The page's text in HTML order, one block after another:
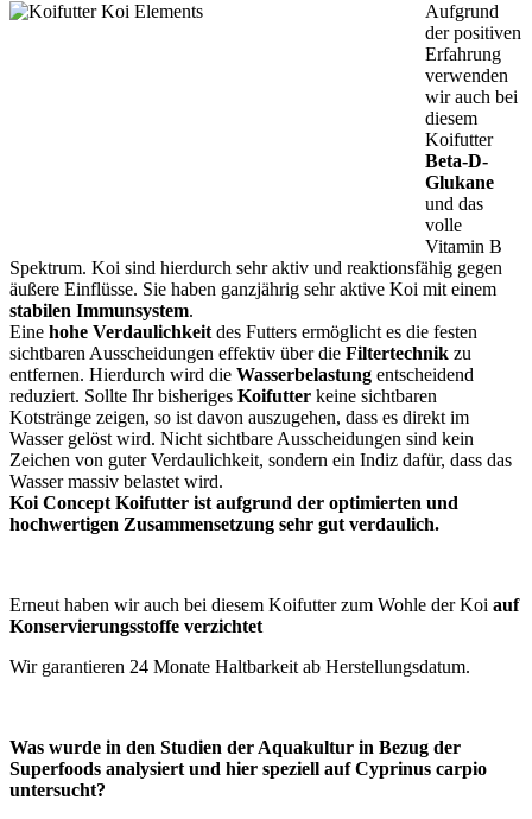
Aufgrund
der positiven
Erfahrung
verwenden
wir auch bei
diesem
Koifutter
Beta-D-
Glukane
und das
volle
Vitamin B
Spektrum. Koi sind hierdurch sehr aktiv und reaktionsfähig gegen
äußere Einflüsse. Sie haben ganzjährig sehr aktive Koi mit einem
stabilen Immunsystem.
Eine hohe Verdaulichkeitdes Futters ermöglicht es die festen
sichtbaren Ausscheidungen effektiv über die Filtertechnik zu
entfernen. Hierdurch wird die Wasserbelastung entscheidend
reduziert. Sollte Ihr bisheriges Koifutter keine sichtbaren
Kotstränge zeigen, so ist davon auszugehen, dass es direkt im
Wasser gelöst wird. Nicht sichtbare Ausscheidungen sind kein
Zeichen von guter Verdaulichkeit, sondern ein Indiz dafür, dass das
Wasser massiv belastet wird.
Koi Concept Koifutter ist aufgrund der optimierten und
hochwertigen Zusammensetzung sehr gut verdaulich.
Erneut haben wir auch bei diesem Koifutter zum Wohle der Koi auf
Konservierungsstoffe verzichtet
Wir garantieren 24 Monate Haltbarkeit ab Herstellungsdatum.
Was wurde in den Studien der Aquakultur in Bezug der
Superfoods analysiert und hier speziell auf Cyprinus carpio
untersucht?